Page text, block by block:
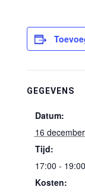
GEGEVENS
Datum:
16 december
Tijd:
17:00 - 19:00
Kosten: